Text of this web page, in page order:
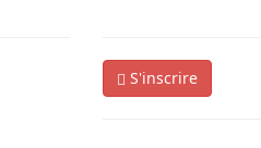
S'inscrire